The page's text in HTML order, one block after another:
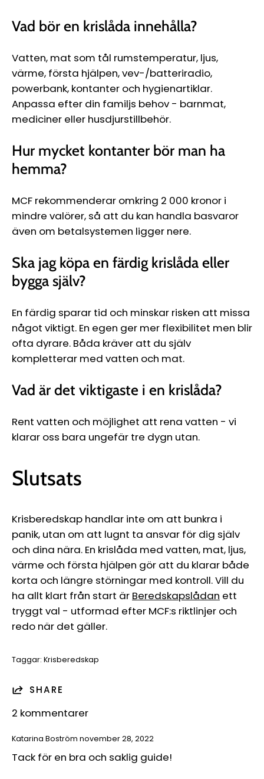
Vad bör en krislåda innehålla?
Vatten, mat som tål rumstemperatur, ljus,
värme, första hjälpen, vev-/batteriradio,
powerbank, kontanter och hygienartiklar.
Anpassa efter din familjs behov - barnmat,
mediciner eller husdjurstillbehör.
Hur mycket kontanter bör man ha
hemma?
MCF rekommenderar omkring 2 000 kronor i
mindre valörer, så att du kan handla basvaror
även om betalsystemen ligger nere.
Ska jag köpa en färdig krislåda eller
bygga själv?
En färdig sparar tid och minskar risken att missa
något viktigt. En egen ger mer flexibilitet men blir
ofta dyrare. Båda kräver att du själv
kompletterar med vatten och mat.
Vad är det viktigaste i en krislåda?
Rent vatten och möjlighet att rena vatten - vi
klarar oss bara ungefär tre dygn utan.
Slutsats
Krisberedskap handlar inte om att bunkra i
panik, utan om att lugnt ta ansvar för dig själv
och dina nära. En krislåda med vatten, mat, ljus,
värme och första hjälpen gör att du klarar både
korta och längre störningar med kontroll. Vill du
ha allt klart från start är Beredskapslådan ett
tryggt val - utformad efter MCF:s riktlinjer och
redo när det gäller.
Taggar: Krisberedskap
SHARE
2 kommentarer
Katarina Boström november 28, 2022
Tack för en bra och saklig guide!